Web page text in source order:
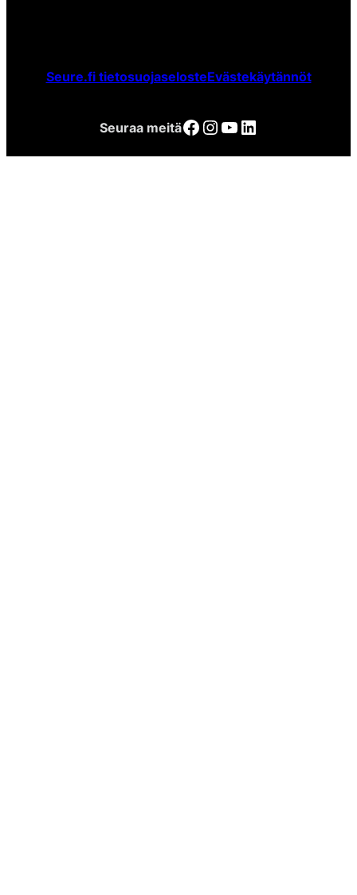
Seure.fi tietosuojaselosteEvästekäytännöt
Seuraa meitäFacebook Instagram YouTube LinkedIn